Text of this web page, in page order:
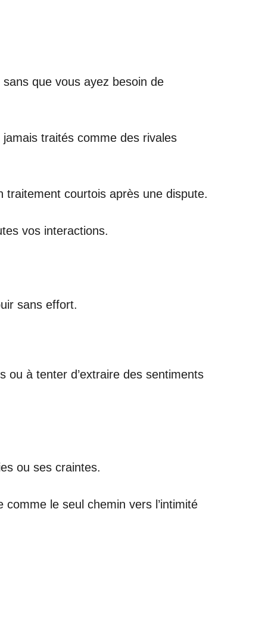
que vous ayez besoin de
traités comme des rivales
traitement courtois après une dispute.
vos interactions.
sans effort.
ou à tenter d’extraire des sentiments
ou ses craintes.
le seul chemin vers l’intimité